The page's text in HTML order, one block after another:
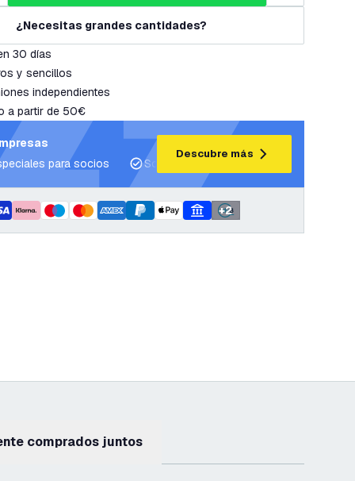
¿Necesitas grandes cantidades?
30 días
y sencillos
independientes
a partir de 50€
para socios
Soporte para proyectos y planes de
Descubre más
+2
comprados juntos